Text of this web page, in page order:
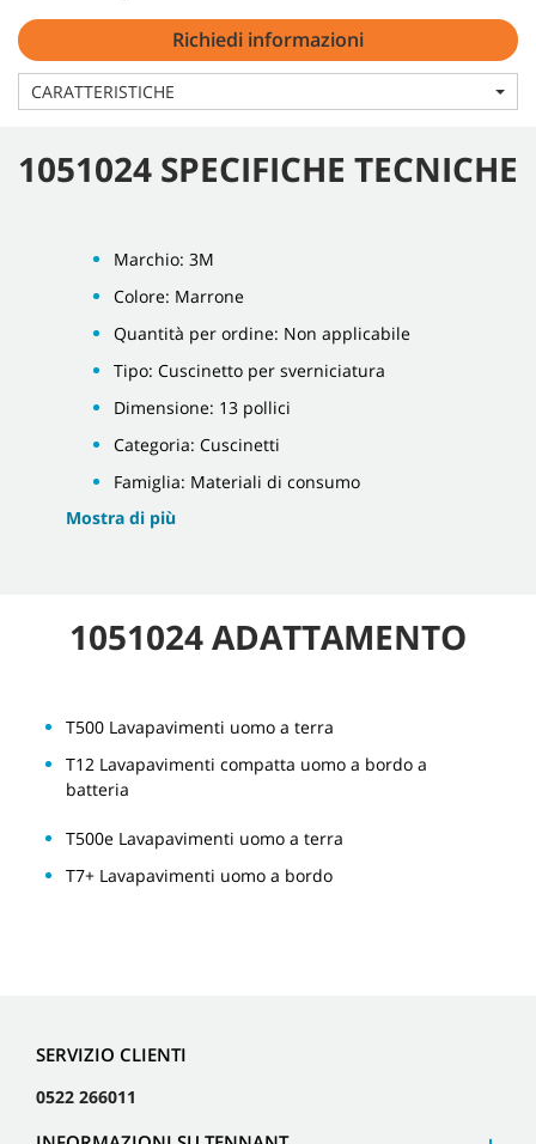
Richiedi informazioni
CARATTERISTICHE
1051024 SPECIFICHE TECNICHE
Marchio: 3M
Colore: Marrone
Quantità per ordine: Non applicabile
Tipo: Cuscinetto per sverniciatura
Dimensione: 13 pollici
Categoria: Cuscinetti
Famiglia: Materiali di consumo
Mostra di più
1051024 ADATTAMENTO
T500 Lavapavimenti uomo a terra
T12 Lavapavimenti compatta uomo a bordo a
batteria
T500e Lavapavimenti uomo a terra
T7+ Lavapavimenti uomo a bordo
SERVIZIO CLIENTI
0522 266011